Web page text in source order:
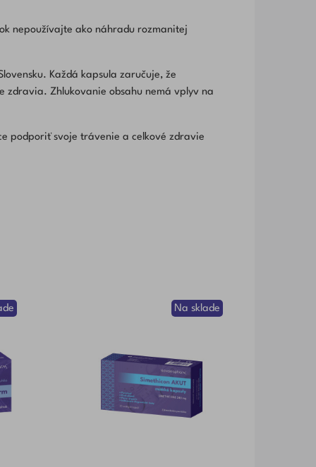
nepoužívajte ako náhradu rozmanitej
Každá kapsula zaručuje, že
zdravia. Zhlukovanie obsahu nemá vplyv na
podporiť svoje trávenie a celkové zdravie
Na sklade